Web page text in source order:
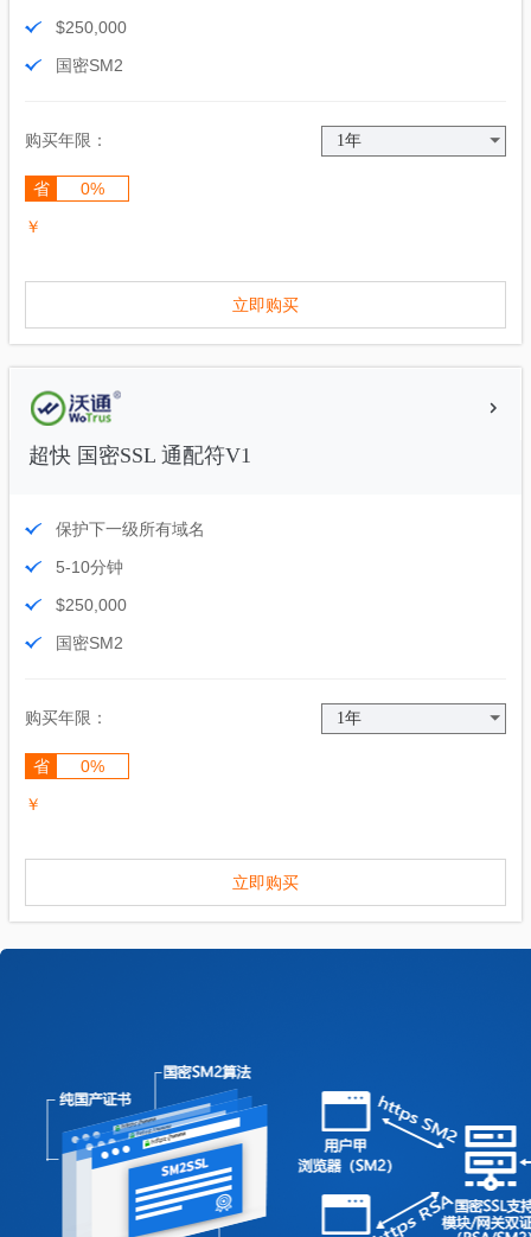
$250,000
国密SM2
购买年限：
省 0%
￥
立即购买
超快 国密SSL 通配符V1
保护下一级所有域名
5-10分钟
$250,000
国密SM2
购买年限：
省 0%
￥
立即购买